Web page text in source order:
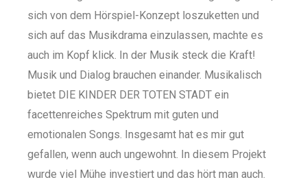
sich von dem Hörspiel-Konzept loszuketten und
sich auf das Musikdrama einzulassen, machte es
auch im Kopf klick. In der Musik steck die Kraft!
Musik und Dialog brauchen einander. Musikalisch
bietet DIE KINDER DER TOTEN STADT ein
facettenreiches Spektrum mit guten und
emotionalen Songs. Insgesamt hat es mir gut
gefallen, wenn auch ungewohnt. In diesem Projekt
wurde viel Mühe investiert und das hört man auch.